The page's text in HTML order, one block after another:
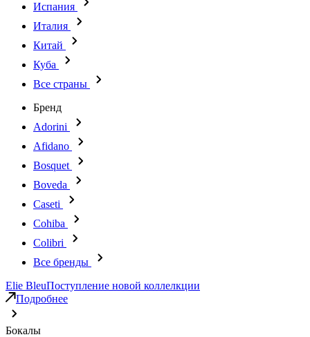
Испания
Италия
Китай
Куба
Все страны
Бренд
Adorini
Afidano
Bosquet
Boveda
Caseti
Cohiba
Colibri
Все бренды
Elie BleuПоступление новой коллелкции
Подробнее
Бокалы